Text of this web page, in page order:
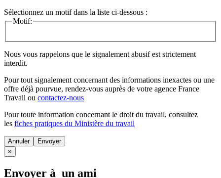
Sélectionnez un motif dans la liste ci-dessous :
Motif:
Nous vous rappelons que le signalement abusif est strictement
interdit.
Pour tout signalement concernant des informations inexactes ou une
offre déjà pourvue, rendez-vous auprès de votre agence France
Travail ou contactez-nous
Pour toute information concernant le droit du travail, consultez
les fiches pratiques du Ministère du travail
Annuler
×
Envoyer à un ami